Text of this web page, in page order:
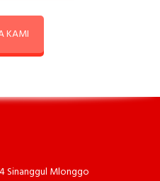
KAMI
Sinanggul Mlonggo